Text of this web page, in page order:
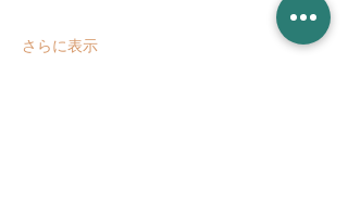
さらに表示